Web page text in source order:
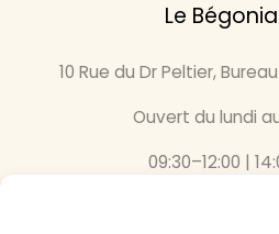
Le
10 Rue du Dr Peltier,
Ouvert du lundi
09:30–12:00 |